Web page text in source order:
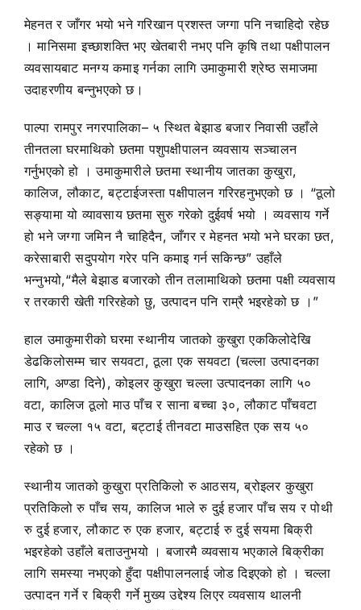
मेहनत र जाँगर भयो भने गरिखान प्रशस्त जग्गा पनि नचाहिदो रहेछ
। मानिसमा इच्छाशक्ति भए खेतबारी नभए पनि कृषि तथा पक्षीपालन
व्यवसायबाट मनग्य कमाइ गर्नका लागि उमाकुमारी श्रेष्ठ समाजमा
उदाहरणीय बन्नुभएको छ।
पाल्पा रामपुर नगरपालिका– ५ स्थित बेझाड बजार निवासी उहाँले
तीनतला घरमाथिको छतमा पशुपक्षीपालन व्यवसाय सञ्चालन
गर्नुभएको हो । उमाकुमारीले छतमा स्थानीय जातका कुखुरा,
कालिज, लौकाट, बट्टाईजस्ता पक्षीपालन गरिरहनुभएको छ । “ठूलो
सङ्यामा यो व्यावसाय छतमा सुरु गरेको दुईवर्ष भयो । व्यवसाय गर्ने
हो भने जग्गा जमिन नै चाहिदैन, जाँगर र मेहनत भयो भने घरका छत,
करेसाबारी सदुपयोग गरेर पनि कमाइ गर्न सकिन्छ” उहाँले
भन्नुभयो,“मैले बेझाड बजारको तीन तलामाथिको छतमा पक्षी व्यवसाय
र तरकारी खेती गरिरहेको छु, उत्पादन पनि राम्रै भइरहेको छ ।”
हाल उमाकुमारीको घरमा स्थानीय जातको कुखुरा एककिलोदेखि
डेढकिलोसम्म चार सयवटा, ठूला एक सयवटा (चल्ला उत्पादनका
लागि, अण्डा दिने), कोइलर कुखुरा चल्ला उत्पादनका लागि ५०
वटा, कालिज ठूलो माउ पाँच र साना बच्चा ३०, लौकाट पाँचवटा
माउ र चल्ला १५ वटा, बट्टाई तीनवटा माउसहित एक सय ५०
रहेको छ ।
स्थानीय जातको कुखुरा प्रतिकिलो रु आठसय, ब्रोइलर कुखुरा
प्रतिकिलो रु पाँच सय, कालिज भाले रु दुई हजार पाँच सय र पोथी
रु दुई हजार, लौकाट रु एक हजार, बट्टाई रु दुई सयमा बिक्री
भइरहेको उहाँले बताउनुभयो । बजारमै व्यवसाय भएकाले बिक्रीका
लागि समस्या नभएको हुँदा पक्षीपालनलाई जोड दिइएको हो । चल्ला
उत्पादन गर्ने र बिक्री गर्ने मुख्य उद्देश्य लिएर व्यवसाय थालनी